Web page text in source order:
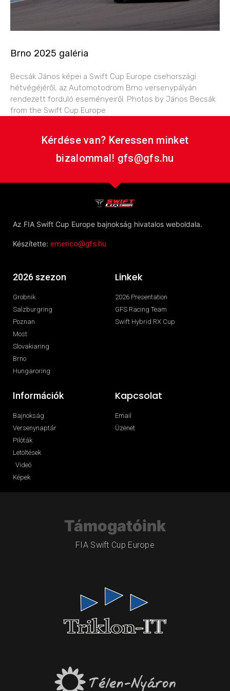
Brno 2025 galéria
Becsák János képei a Swift Cup Europe csehországi
hétvégéjéről, az Automotodrom Brno versenypályán
rendezett forduló eseményeiről. Photos by János Becsák
from the Swift Cup Europe
Kérdése van? Keressen minket
bizalommal! gfs@gfs.hu
Az FIA Swift Cup Europe bajnokság hivatalos weboldala.
Készítette: emerico@gfs.hu
2026 szezon
Grobnik
Salzburgring
Poznan
Most
Slovakiaring
Brno
Hungaroring
Linkek
2026 Presentation
GFS Racing Team
Swift Hybrid RX Cup
Információk
Bajnokság
Versenynaptár
Pilóták
Letöltések
Videó
Képek
Kapcsolat
Email
Üzenet
Támogatóink
FIA Swift Cup Europe